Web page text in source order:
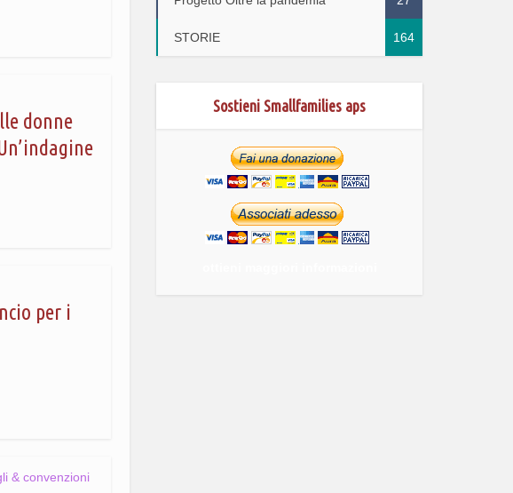
donne
per i
& convenzioni
STORIE 164
Sostieni Smallfamilies aps